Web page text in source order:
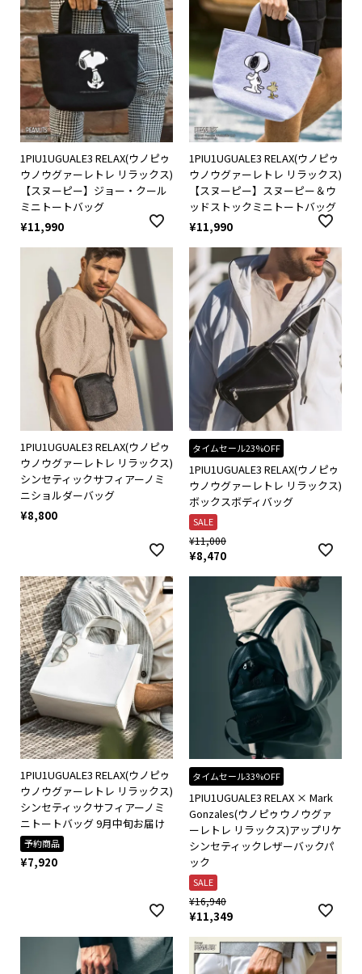
1PIU1UGUALE3 RELAX(ウノピゥ
ウノウグァーレトレ リラックス)
【スヌーピー】ジョー・クール
ミニトートバッグ
¥11,990
1PIU1UGUALE3 RELAX(ウノピゥ
ウノウグァーレトレ リラックス)
【スヌーピー】スヌーピー＆ウ
ッドストックミニトートバッグ
¥11,990
1PIU1UGUALE3 RELAX(ウノピゥ
ウノウグァーレトレ リラックス)
シンセティックサフィアーノミ
ニショルダーバッグ
¥8,800
タイムセール23%OFF
1PIU1UGUALE3 RELAX(ウノピゥ
ウノウグァーレトレ リラックス)
ボックスボディバッグ
SALE
¥11,000
¥8,470
1PIU1UGUALE3 RELAX(ウノピゥ
ウノウグァーレトレ リラックス)
シンセティックサフィアーノミ
ニトートバッグ 9月中旬お届け
予約商品
¥7,920
タイムセール33%OFF
1PIU1UGUALE3 RELAX × Mark
Gonzales(ウノピゥウノウグァ
ーレトレ リラックス)アップリケ
シンセティックレザーバックパ
ック
SALE
¥16,940
¥11,349